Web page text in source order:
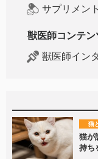
サプリメント
獣医師コンテン
獣医師イン
猫
猫が
持ち